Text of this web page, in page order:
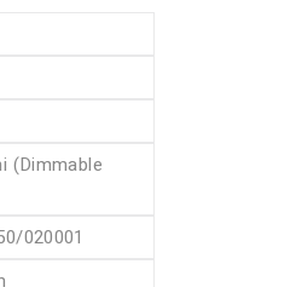
(Dimmable
020001